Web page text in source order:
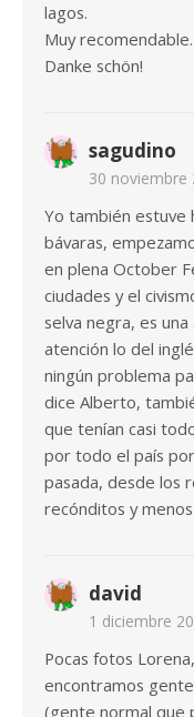
lagos.
Muy
Danke schön!
sagudino
30 noviembre
Yo también estuve
bávaras,
en plena October
ciudades y el
selva negra, es
atención lo del
ningún problema
dice Alberto,
que tenían casi
por todo el país
pasada, desde los
recónditos y
david
1 diciembre
Pocas fotos
encontramos
(gente normal que